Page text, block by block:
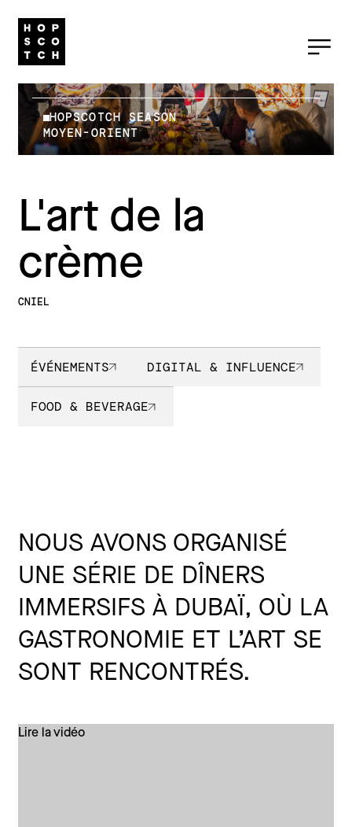
HOPSCOTCH SEASON
MOYEN-ORIENT
L'art de la
crème
CNIEL
ÉVÉNEMENTS DIGITAL & INFLUENCE
FOOD & BEVERAGE
NOUS AVONS ORGANISÉ
UNE SÉRIE DE DÎNERS
IMMERSIFS À DUBAÏ, OÙ LA
GASTRONOMIE ET L’ART SE
SONT RENCONTRÉS.
Lire la vidéo